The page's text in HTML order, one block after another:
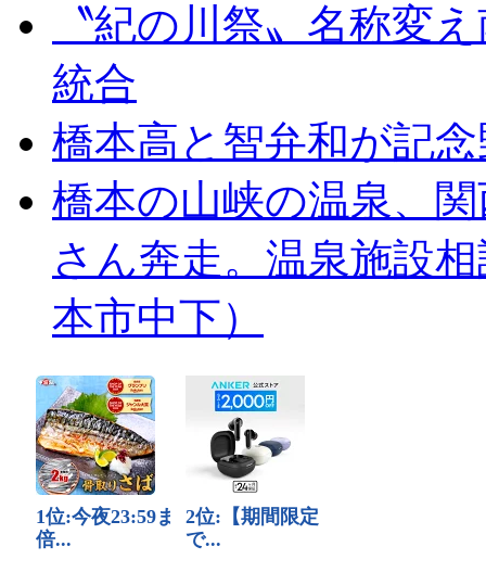
〝紀の川祭〟名称変
統合
橋本高と智弁和が記
橋本の山峡の温泉、
さん奔走。温泉施設
本市中下）